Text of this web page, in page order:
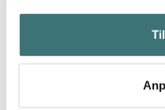
Samla in information
kan ha en
Identifiera din enhet
Ta reda på mer om hur
Låt dig